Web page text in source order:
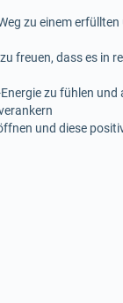
zu einem
freuen, dass es in
zu fühlen und
und diese